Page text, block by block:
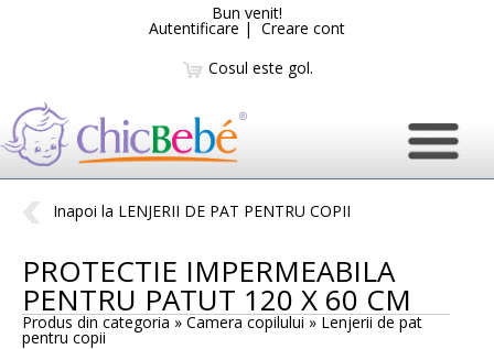
Bun venit!
Autentificare | Creare cont
Cosul este gol.
Inapoi la LENJERII DE PAT PENTRU COPII
PROTECTIE IMPERMEABILA
PENTRU PATUT 120 X 60 CM
Produs din categoria » Camera copilului »Lenjerii de pat
pentru copii